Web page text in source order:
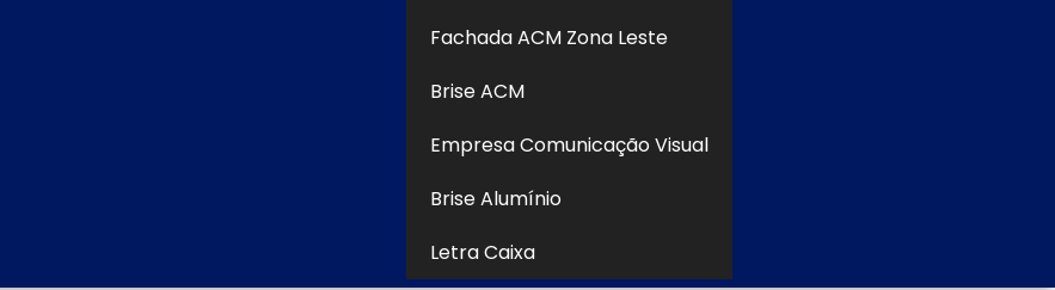
Fachada ACM Zona Leste
Brise ACM
Empresa Comunicação Visual
Brise Alumínio
Letra Caixa
de alumínio unidas por um núcleo de polietileno, ela
e recortes personalizados, adaptando-se
A Fachada em ACM no Jardim Aruja - Guarulhos
em produção de fachada em ACM